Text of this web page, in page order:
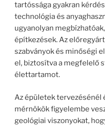
tartóssága gyakran
technológia és
ugyanolyan
építkezések. Az
szabványok és minőségi
el, biztosítva a megfelelő
élettartamot.
Az épületek tervezésénél
mérnökök figyelembe
geológiai viszonyokat,